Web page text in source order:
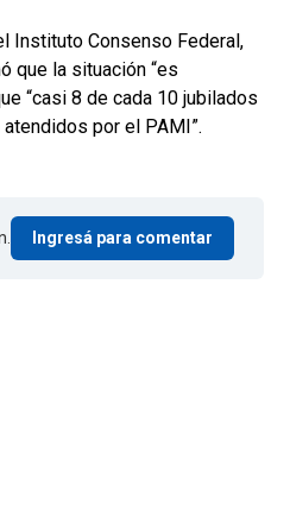
Instituto Consenso Federal,
que la situación “es
“casi 8 de cada 10 jubilados
por el PAMI”.
Ingresá para comentar